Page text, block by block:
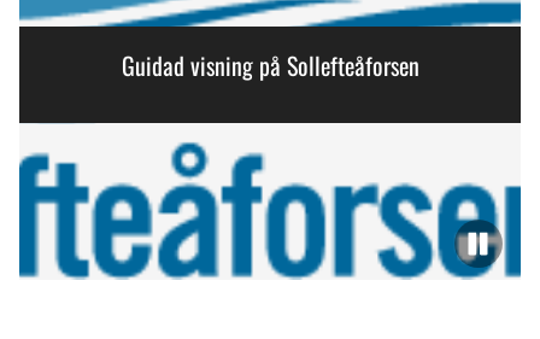
Guidad visning på Sollefteåforsen